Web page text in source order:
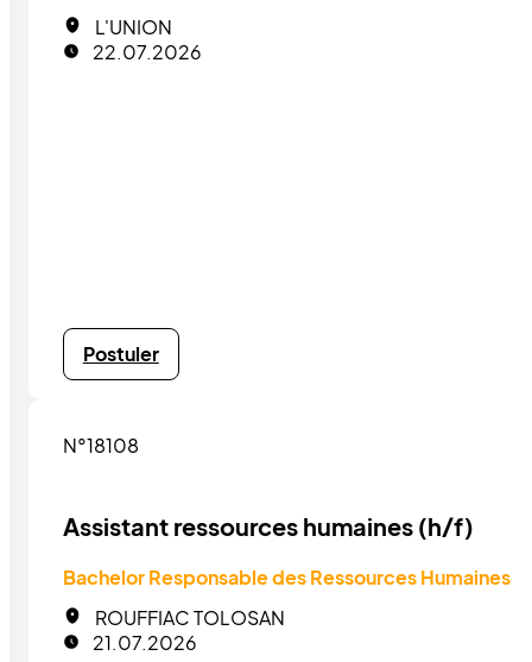
L'UNION
22.07.2026
Postuler
N°18108
Assistant ressources humaines (h/f)
Bachelor Responsable des Ressources Humaines
ROUFFIAC TOLOSAN
21.07.2026